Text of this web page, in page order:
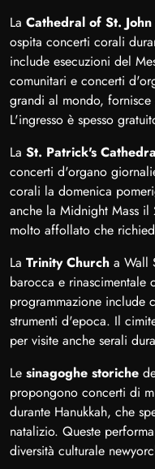
La Cathedral of St.
ospita concerti corali
include esecuzioni del
comunitari e concerti
grandi al mondo,
L'ingresso è spesso
La St. Patrick's
concerti d'organo
corali la domenica
anche la Midnight Mass il
molto affollato che
La Trinity Church a Wall
barocca e rinascimentale
programmazione include
strumenti d'epoca. Il
per visite anche serali
Le sinagoghe storiche
propongono concerti di
durante Hanukkah, che
natalizio. Queste
diversità culturale